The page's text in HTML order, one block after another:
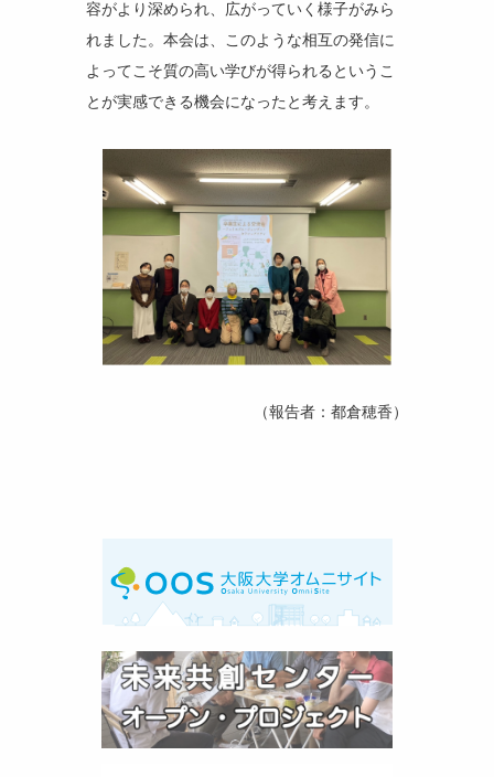
容がより深められ、広がっていく様子がみら
れました。本会は、このような相互の発信に
よってこそ質の高い学びが得られるというこ
とが実感できる機会になったと考えます。
（報告者：都倉穂香）